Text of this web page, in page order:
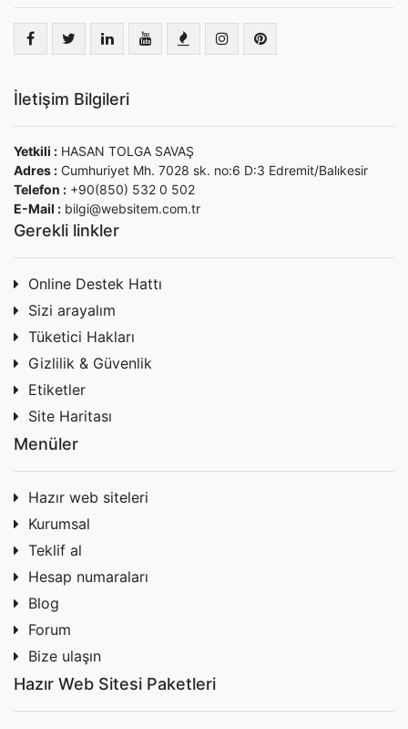
İletişim Bilgileri
Yetkili : HASAN TOLGA SAVAŞ
Adres : Cumhuriyet Mh. 7028 sk. no:6 D:3 Edremit/Balıkesir
Telefon : +90(850) 532 0 502
E-Mail : bilgi@websitem.com.tr
Gerekli linkler
Online Destek Hattı
Sizi arayalım
Tüketici Hakları
Gizlilik & Güvenlik
Etiketler
Site Haritası
Menüler
Hazır web siteleri
Kurumsal
Teklif al
Hesap numaraları
Blog
Forum
Bize ulaşın
Hazır Web Sitesi Paketleri